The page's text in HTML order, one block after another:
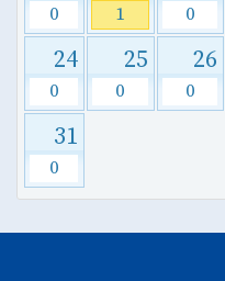
0 1 0
24
0
25
0
26
0
31
0